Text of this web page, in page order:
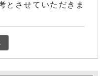
とさせていただきま